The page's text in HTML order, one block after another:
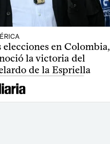
elecciones en Colombia,
la victoria del
de la Espriella